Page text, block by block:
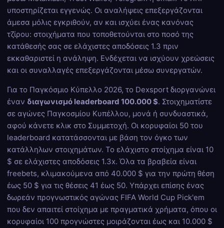
υποστηρίζεται εγγενώς. Οι αναλήψεις επεξεργάζονται
άμεσα μόλις εγκριθούν, αν και ισχύει ένας κανόνας
τζίρου: στοιχήματα που τοποθετούνται στο ποσό της
κατάθεσής σας σε ελάχιστες αποδόσεις 1.3 πριν
εκκαθαριστεί η ανάληψη. Ενδέχεται να ισχύουν χρεώσεις
και οι συναλλαγές επεξεργάζονται μέσω συνεργατών.
Για το Παγκόσμιο Κύπελλο 2026, το Dexsport διοργανώνει
έναν διαγωνισμό leaderboard 100.000 $. Στοιχηματίστε
σε αγώνες Παγκοσμίου Κυπέλλου, μονά ή συνδυαστικά,
αφού κάνετε κλικ στο Συμμετοχή. Οι κορυφαίοι 50 του
leaderboard κατατάσσονται με βάση τον όγκο των
κατάλληλων στοιχημάτων. Το ελάχιστο στοίχημα είναι 10
$ σε ελάχιστες αποδόσεις 1.3x. Όλα τα βραβεία είναι
freebets, κλιμακούμενα από 40.000 $ για την πρώτη θέση
έως 50 $ για τις θέσεις 41 έως 50. Υπάρχει επίσης ένας
δωρεάν προγνωστικός αγώνας FIFA World Cup Pick'em
που δεν απαιτεί στοίχημα με πραγματικά χρήματα, όπου οι
κορυφαίοι 100 προγνώστες μοιράζονται έως και 10.000 $